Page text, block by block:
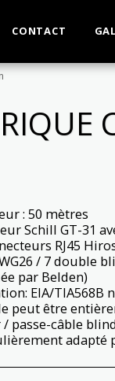
CONTACT
: 50 mètres
Schill GT-31
RJ45
/ 7 double
par Belden)
EIA/TIA568B
peut être
passe-câble
adapté